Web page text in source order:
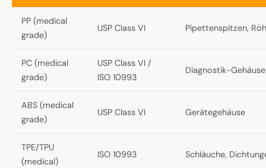
PP (medical
grade)
USP Class VI Pipettenspitzen,
PC (medical
grade)
USP Class VI /
ISO 10993
Diagnostik-Gehäuse
ABS (medical
grade)
USP Class VI Gerätegehäuse
TPE/TPU
(medical)
ISO 10993 Schläuche,